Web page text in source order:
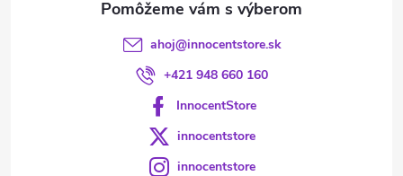
ahoj@innocentstore.sk
+421 948 660 160
InnocentStore
innocentstore
innocentstore